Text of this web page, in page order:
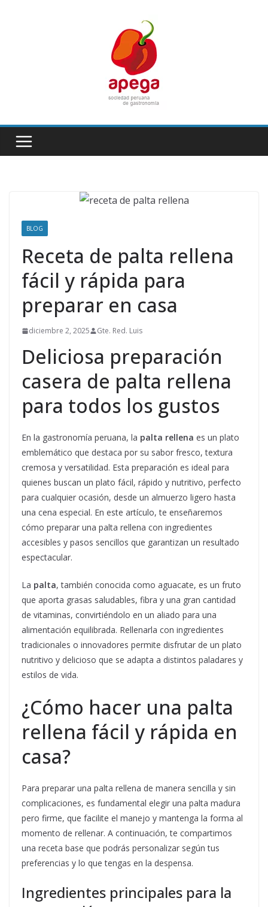
BLOG
Receta de palta rellena
fácil y rápida para
preparar en casa
diciembre 2, 2025 Gte. Red. Luis
Deliciosa preparación
casera de palta rellena
para todos los gustos
En la gastronomía peruana, la palta rellena es un plato
emblemático que destaca por su sabor fresco, textura
cremosa y versatilidad. Esta preparación es ideal para
quienes buscan un plato fácil, rápido y nutritivo, perfecto
para cualquier ocasión, desde un almuerzo ligero hasta
una cena especial. En este artículo, te enseñaremos
cómo preparar una palta rellena con ingredientes
accesibles y pasos sencillos que garantizan un resultado
espectacular.
La palta, también conocida como aguacate, es un fruto
que aporta grasas saludables, fibra y una gran cantidad
de vitaminas, convirtiéndolo en un aliado para una
alimentación equilibrada. Rellenarla con ingredientes
tradicionales o innovadores permite disfrutar de un plato
nutritivo y delicioso que se adapta a distintos paladares y
estilos de vida.
¿Cómo hacer una palta
rellena fácil y rápida en
casa?
Para preparar una palta rellena de manera sencilla y sin
complicaciones, es fundamental elegir una palta madura
pero firme, que facilite el manejo y mantenga la forma al
momento de rellenar. A continuación, te compartimos
una receta base que podrás personalizar según tus
preferencias y lo que tengas en la despensa.
Ingredientes principales para la